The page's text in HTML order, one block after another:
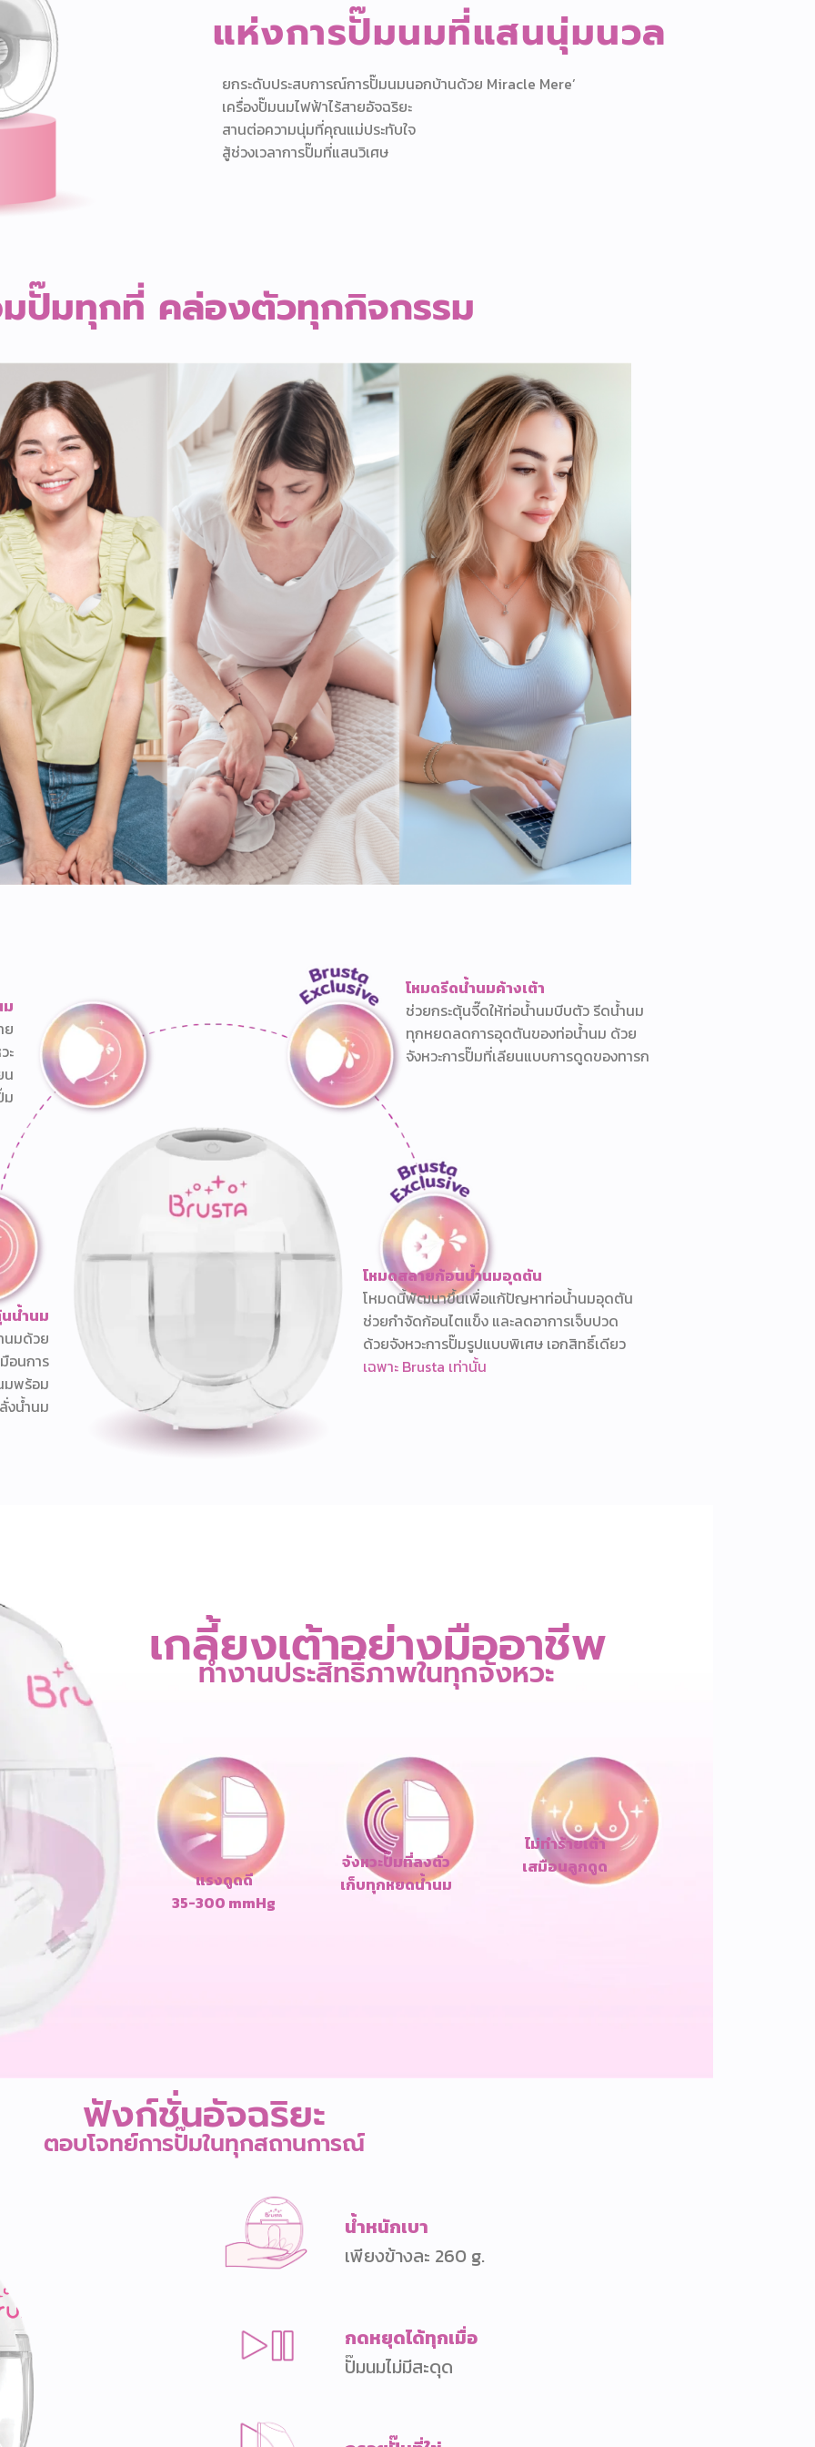
แห่งการปั๊มนมที่แสนนุ่มนวล
ยกระดับประสบการณ์การปั๊มนมนอกบ้านด้วย Miracle Mere’
เครื่องปั๊มนมไฟฟ้าไร้สายอัจฉริยะ
สานต่อความนุ่มที่คุณแม่ประทับใจ
สู้ช่วงเวลาการปั๊มที่แสนวิเศษ
ปั๊มทุกที่ คล่องตัวทุกกิจกรรม
ย
ะ
น
ม
น้ำนม
นมด้วย
อนการ
มพร้อม
งน้ำนม
โหมดรีดน้ำนมค้างเต้า
ช่วยกระตุ้นจี๊ดให้ท่อน้ำนมบีบตัว รีดน้ำนม
ทุกหยดลดการอุดตันของท่อน้ำนม ด้วย
จังหวะการปั๊มที่เลียนแบบการดูดของทารก
โหมดสลายก้อนน้ำนมอุดตัน
โหมดนี้พัฒนาขึ้นเพื่อแก้ปัญหาท่อน้ำนมอุดตัน
ช่วยกำจัดก้อนไตแข็ง และลดอาการเจ็บปวด
ด้วยจังหวะการปั๊มรูปแบบพิเศษ เอกสิทธิ์เดียว
เฉพาะ Brusta เท่านั้น
เกลี้ยงเต้าอย่างมืออาชีพ
ทำงานประสิทธิ์ภาพในทุกจังหวะ
แรงดูดดี
35-300 mmHg
จังหวะปั๊มที่ลงตัว
เก็บทุกหยดน้ำนม
ไม่ทำร้ายเต้า
เสมือนลูกดูด
ฟังก์ชั่นอัจฉริยะ
ตอบโจทย์การปั๊มในทุกสถานการณ์
น้ำหนักเบา
เพียงข้างละ 260 g.
กดหยุดได้ทุกเมื่อ
ปั๊มนมไม่มีสะดุด